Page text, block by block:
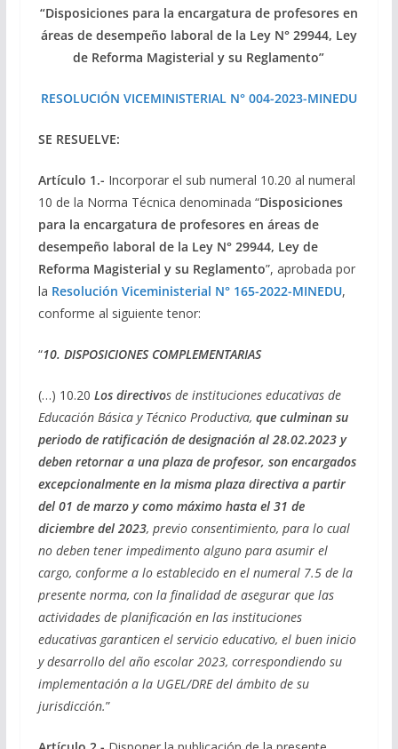
“Disposiciones para la encargatura de profesores en
áreas de desempeño laboral de la Ley N° 29944, Ley
de Reforma Magisterial y su Reglamento”
RESOLUCIÓN VICEMINISTERIAL N° 004-2023-MINEDU
SE RESUELVE:
Artículo 1.- Incorporar el sub numeral 10.20 al numeral
10 de la Norma Técnica denominada “Disposiciones
para la encargatura de profesores en áreas de
desempeño laboral de la Ley N° 29944, Ley de
Reforma Magisterial y su Reglamento”, aprobada por
la Resolución Viceministerial N° 165-2022-MINEDU,
conforme al siguiente tenor:
“10. DISPOSICIONES COMPLEMENTARIAS
(…) 10.20 Los directivos de instituciones educativas de
Educación Básica y Técnico Productiva, que culminan su
periodo de ratificación de designación al 28.02.2023 y
deben retornar a una plaza de profesor, son encargados
excepcionalmente en la misma plaza directiva a partir
del 01 de marzo y como máximo hasta el 31 de
diciembre del 2023, previo consentimiento, para lo cual
no deben tener impedimento alguno para asumir el
cargo, conforme a lo establecido en el numeral 7.5 de la
presente norma, con la finalidad de asegurar que las
actividades de planificación en las instituciones
educativas garanticen el servicio educativo, el buen inicio
y desarrollo del año escolar 2023, correspondiendo su
implementación a la UGEL/DRE del ámbito de su
jurisdicción.”